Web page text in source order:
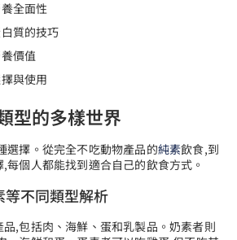
全面性
質的技巧
價值
與使用
型的多樣世界
選擇。從完全不吃動物產品的純素飲食,到
每個人都能找到適合自己的飲食方式。
不同類型解析
,包括肉、海鮮、蛋和乳製品。奶素者則